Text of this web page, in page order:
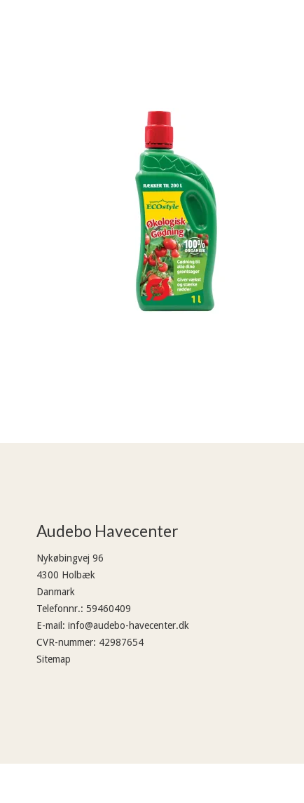
Audebo Havecenter
Nykøbingvej 96
4300 Holbæk
Danmark
Telefonnr.: 59460409
E-mail : info@audebo-havecenter.dk
CVR-nummer: 42987654
Sitemap